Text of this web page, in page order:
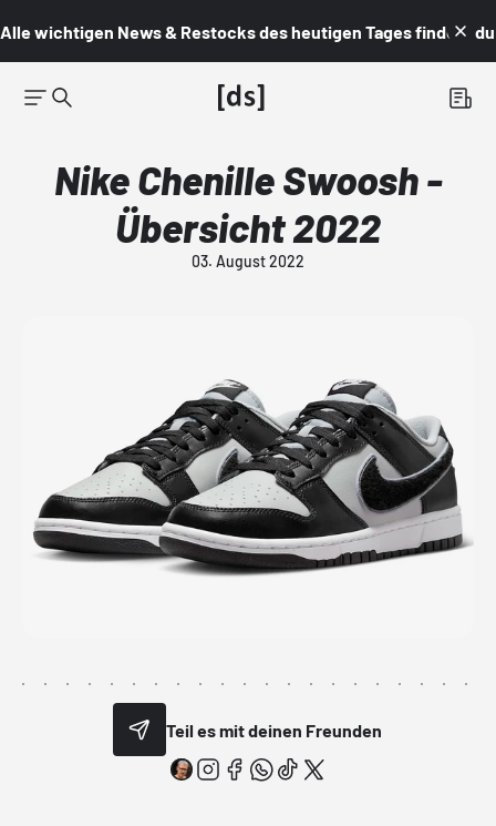
Alle wichtigen News & Restocks des heutigen Tages findest du
Nike Chenille Swoosh -
Übersicht 2022
03. August 2022
Teil es mit deinen Freunden